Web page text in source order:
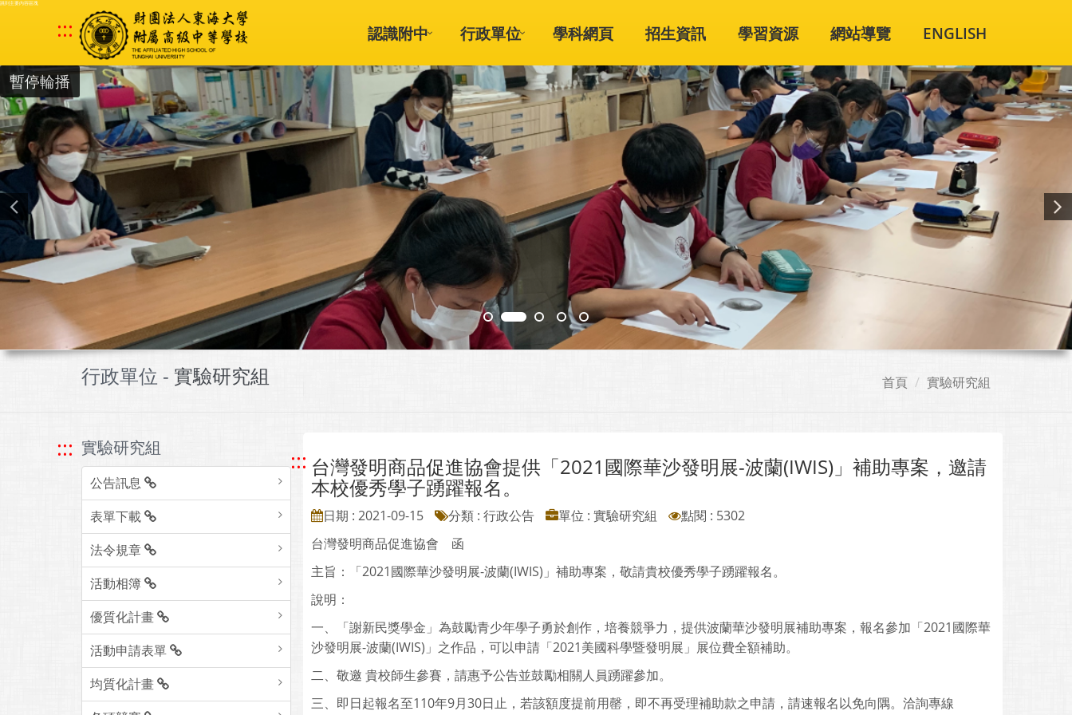
跳到主要內容區塊
::: 認識附中 行政單位 學科網頁 招生資訊 學習資源 網站導覽 ENGLISH
暫停輪播
行政單位 - 實驗研究組 首頁 實驗研究組
::: 實驗研究組
公告訊息
表單下載
法令規章
活動相簿
優質化計畫
活動申請表單
均質化計畫
::: 台灣發明商品促進協會提供「2021國際華沙發明展-波蘭(IWIS)」補助專案，邀請
本校優秀學子踴躍報名。
日期 : 2021-09-15 分類 : 行政公告 單位 : 實驗研究組
點閱 : 5302
台灣發明商品促進協會 函
主旨：「2021國際華沙發明展-波蘭(IWIS)」補助專案，敬請貴校優秀學子踴躍報名。
說明：
一、「謝新民獎學金」為鼓勵青少年學子勇於創作，培養競爭力，提供波蘭華沙發明展補助專案，報名參加「2021國際華
沙發明展-波蘭(IWIS)」之作品，可以申請「2021美國科學暨發明展」展位費全額補助。
二、敬邀 貴校師生參賽，請惠予公告並鼓勵相關人員踴躍參加。
三、即日起報名至110年9月30日止，若該額度提前用罄，即不再受理補助款之申請，請速報名以免向隅。洽詢專線